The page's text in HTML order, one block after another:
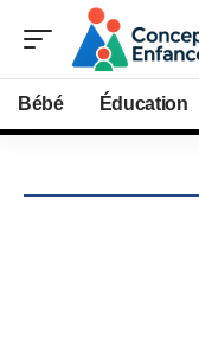
Bébé Éducation